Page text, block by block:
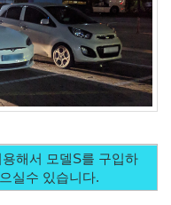
해서 모델S를 구입하
실수 있습니다.